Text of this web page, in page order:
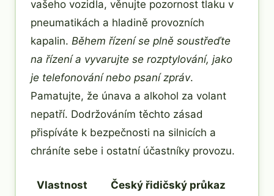
vašeho vozidla, věnujte pozornost tlaku v
pneumatikách a hladině provozních
kapalin. Během řízení se plně soustřeďte
na řízení a vyvarujte se rozptylování, jako
je telefonování nebo psaní zpráv.
Pamatujte, že únava a alkohol za volant
nepatří. Dodržováním těchto zásad
přispíváte k bezpečnosti na silnicích a
chráníte sebe i ostatní účastníky provozu.
Vlastnost
Český řidičský průkaz